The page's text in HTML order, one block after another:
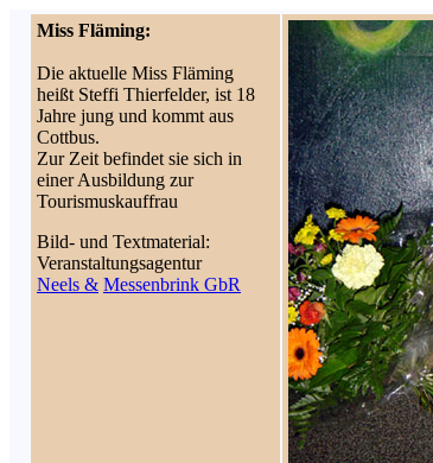
Miss Fläming:
Die aktuelle Miss Fläming
heißt Steffi Thierfelder, ist 18
Jahre jung und kommt aus
Cottbus.
Zur Zeit befindet sie sich in
einer Ausbildung zur
Tourismuskauffrau
Bild- und Textmaterial:
Veranstaltungsagentur
Neels & Messenbrink GbR